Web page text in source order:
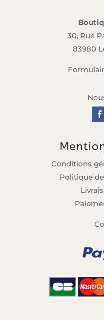
30, Rue
83980
Conditions
Politique